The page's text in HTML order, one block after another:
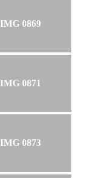
IMG 0869
IMG 0871
IMG 0873